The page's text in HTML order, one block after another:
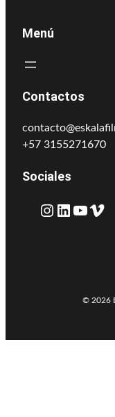
Menú
Contactos
+57 3155271670
Sociales
Instagram LinkedIn YouTube Vimeo
© 2026